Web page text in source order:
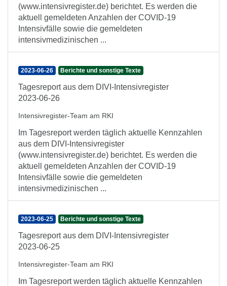
(www.intensivregister.de) berichtet. Es werden die
aktuell gemeldeten Anzahlen der COVID-19
Intensivfälle sowie die gemeldeten
intensivmedizinischen ...
2023-06-26 Berichte und sonstige Texte
Tagesreport aus dem DIVI-Intensivregister
2023-06-26
Intensivregister-Team am RKI
Im Tagesreport werden täglich aktuelle Kennzahlen
aus dem DIVI-Intensivregister
(www.intensivregister.de) berichtet. Es werden die
aktuell gemeldeten Anzahlen der COVID-19
Intensivfälle sowie die gemeldeten
intensivmedizinischen ...
2023-06-25 Berichte und sonstige Texte
Tagesreport aus dem DIVI-Intensivregister
2023-06-25
Intensivregister-Team am RKI
Im Tagesreport werden täglich aktuelle Kennzahlen